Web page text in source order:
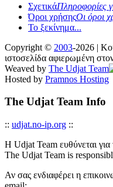
ΣχετικάΠληροφορίες
Όροι χρήσηςΟι όροι
Το ξεκίνημα...
Copyright © 2003-2026 |
ιστοσελίδα αφιερωμένη
Weaved by The Udjat Team
Hosted by Pramnos Hosting
The Udjat Team Info
:: udjat.no-ip.org ::
Η Udjat Team ευθύνεται για
The Udjat Team is
Αν σας ενδιαφέρει η